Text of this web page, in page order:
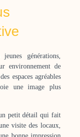
générations,
environnement de
espaces agréables
une image plus
petit détail qui fait
visite des locaux,